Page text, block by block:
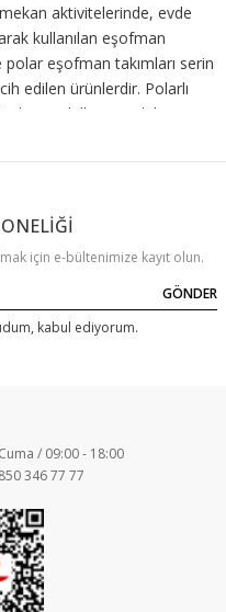
aktivitelerinde, evde
kullanılan eşofman
eşofman takımları serin
edilen ürünlerdir. Polarlı
modelleri görebilirsiniz.
varsa
hem de şık görünen erkek
takımı sadece kendinize
bir giysidir.
tutar hem de anti
Bu yüzden polar
yönelmek isteyebilirsiniz.
üst takım eşofman olarak
erkek polar eşofman
fermuar kullanılabilir. Tam
havalarda uzun kollu
Kanguru cep erkek polar
takımları arasında sıklıkla
için e-bültenimize kayıt olun.
GÖNDER
kabul ediyorum.
/ 09:00 - 18:00
346 77 77